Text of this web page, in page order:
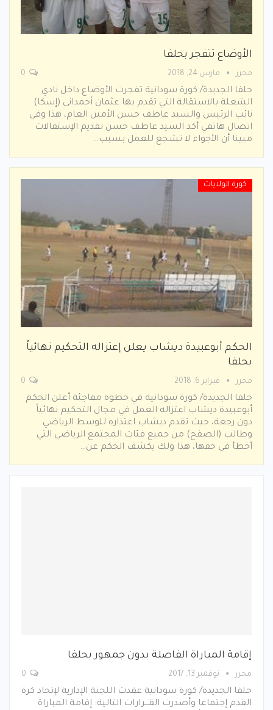
الأوضاع تتفجر بحلفا
محرر مارس 24, 2018
حلفا الجديدة/ كورة سودانية تفجرت الأوضاع داخل نادي
الشعلة بالاستقالة التي تقدم بها عثمان أحمدانى (إسكا)
نائب الرئيس والسيد عاطف حسن الأمين العام، هذا وفي
اتصال هاتفي أكد السيد عاطف حسن تقديم الإستقالات
مبينا أن الأجواء لا تشجع للعمل بسبب…
كورة الولايات
الحكم أبوعبيدة ديشاب يعلن إعتزاله التحكيم نهائياً
بحلفا
محرر فبراير 6, 2018
حلفا الجديدة/ كورة سودانية في خطوة مفاجئة أعلن الحكم
أبوعبيدة ديشاب اعتزاله العمل في مجال التحكيم نهائياً
دون رجعة، حيث تقدم ديشاب اعتذاره للوسط الرياضي
وطالب (الصفح) من جميع فئات المجتمع الرياضي التي
أخطأ في حقها، هذا ولك يكشف الحكم عن…
إقامة المباراة الفاصلة بدون جمهور بحلفا
محرر نوفمبر 13, 2017
حلفا الجديدة/ كورة سودانية عقدت اللجنة الإدارية لإتحاد كرة
القدم إجتماعا وأصدرت القـــرارات التالية: إقامة المباراة